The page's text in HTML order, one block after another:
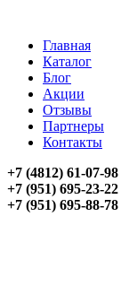
Главная
Каталог
Блог
Акции
Отзывы
Партнеры
Контакты
+7 (4812) 61-07-98
+7 (951) 695-23-22
+7 (951) 695-88-78